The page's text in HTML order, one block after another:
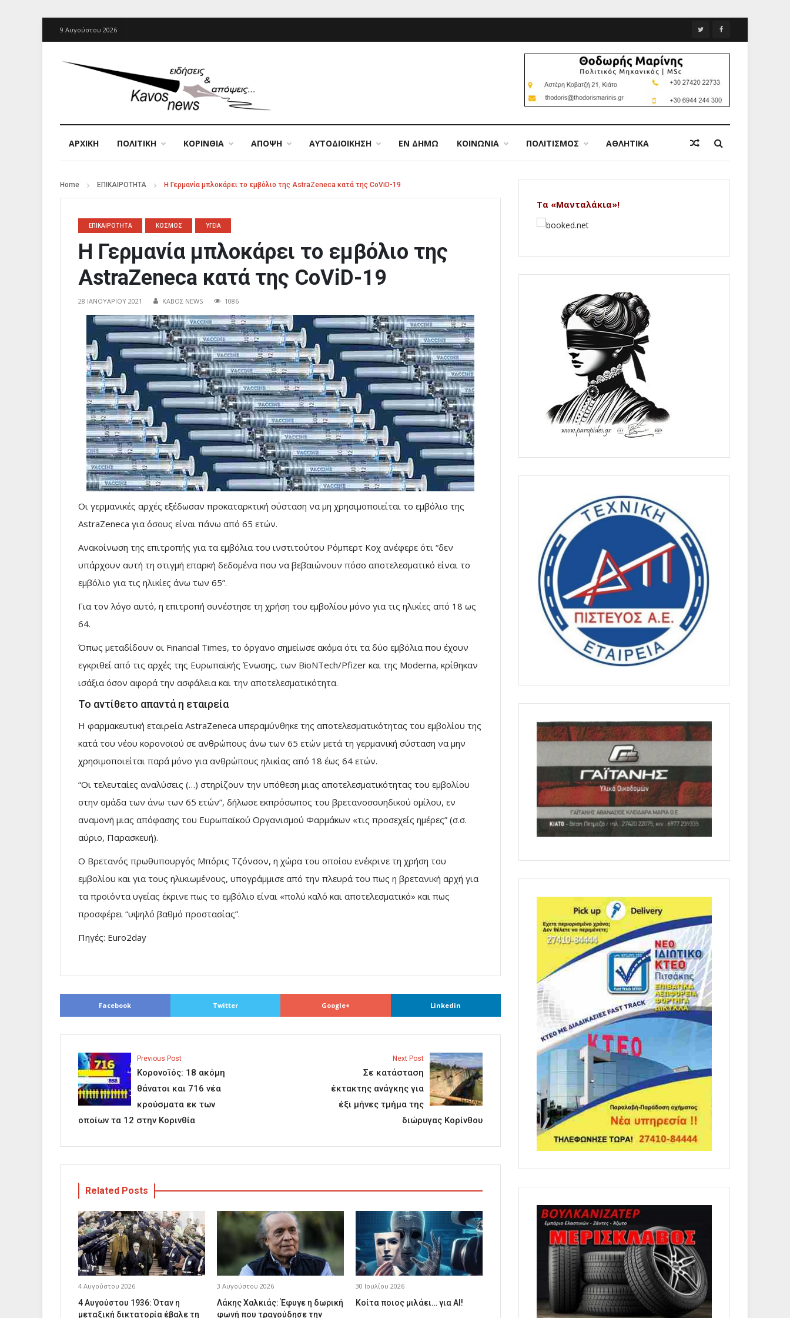
9 Αυγούστου 2026
ΑΡΧΙΚΉ ΠΟΛΙΤΙΚΗ ΚΟΡΙΝΘΙΑ ΑΠΟΨΗ ΑΥΤΟΔΙΟΙΚΗΣΗ ΕΝ ΔΗΜΩ ΚΟΙΝΩΝΙΑ ΠΟΛΙΤΙΣΜΟΣ ΑΘΛΗΤΙΚΑ
Home ΕΠΙΚΑΙΡΟΤΗΤΑ Η Γερμανία μπλοκάρει το εμβόλιο της AstraZeneca κατά της CoViD-19
ΕΠΙΚΑΙΡΟΤΗΤΑ ΚΟΣΜΟΣ ΥΓΕΙΑ
Η Γερμανία μπλοκάρει το εμβόλιο της
AstraZeneca κατά της CoViD-19
28 ΙΑΝΟΥΑΡΊΟΥ 2021 ΚΑΒΟΣ NEWS 1086
Οι γερμανικές αρχές εξέδωσαν προκαταρκτική σύσταση να μη χρησιμοποιείται το εμβόλιο της
AstraZeneca για όσους είναι πάνω από 65 ετών.
Ανακοίνωση της επιτροπής για τα εμβόλια του ινστιτούτου Ρόμπερτ Κοχ ανέφερε ότι “δεν
υπάρχουν αυτή τη στιγμή επαρκή δεδομένα που να βεβαιώνουν πόσο αποτελεσματικό είναι το
εμβόλιο για τις ηλικίες άνω των 65”.
Για τον λόγο αυτό, η επιτροπή συνέστησε τη χρήση του εμβολίου μόνο για τις ηλικίες από 18 ως
64.
Όπως μεταδίδουν οι Financial Times, το όργανο σημείωσε ακόμα ότι τα δύο εμβόλια που έχουν
εγκριθεί από τις αρχές της Ευρωπαϊκής Ένωσης, των BioNTech/Pfizer και της Moderna, κρίθηκαν
ισάξια όσον αφορά την ασφάλεια και την αποτελεσματικότητα.
Το αντίθετο απαντά η εταιρεία
Η φαρμακευτική εταιρeία AstraZeneca υπεραμύνθηκε της αποτελεσματικότητας του εμβολίου της
κατά του νέου κορονοϊού σε ανθρώπους άνω των 65 ετών μετά τη γερμανική σύσταση να μην
χρησιμοποιείται παρά μόνο για ανθρώπους ηλικίας από 18 έως 64 ετών.
“Οι τελευταίες αναλύσεις (…) στηρίζουν την υπόθεση μιας αποτελεσματικότητας του εμβολίου
στην ομάδα των άνω των 65 ετών”, δήλωσε εκπρόσωπος του βρετανοσουηδικού ομίλου, εν
αναμονή μιας απόφασης του Ευρωπαϊκού Οργανισμού Φαρμάκων «τις προσεχείς ημέρες” (σ.σ.
αύριο, Παρασκευή).
Ο Βρετανός πρωθυπουργός Μπόρις Τζόνσον, η χώρα του οποίου ενέκρινε τη χρήση του
εμβολίου και για τους ηλικιωμένους, υπογράμμισε από την πλευρά του πως η βρετανική αρχή για
τα προϊόντα υγείας έκρινε πως το εμβόλιο είναι «πολύ καλό και αποτελεσματικό» και πως
προσφέρει “υψηλό βαθμό προστασίας”.
Πηγές: Euro2day
Facebook Twitter Google+ Linkedin
Previous Post
Κορονοϊός: 18 ακόμη
θάνατοι και 716 νέα
κρούσματα εκ των
οποίων τα 12 στην Κορινθία
Next Post
Σε κατάσταση
έκτακτης ανάγκης για
έξι μήνες τμήμα της
διώρυγας Κορίνθου
Related Posts
4 Αυγούστου 2026
4 Αυγούστου 1936: Όταν η
μεταξική δικτατορία έβαλε τη
3 Αυγούστου 2026
Λάκης Χαλκιάς: Έφυγε η δωρική
φωνή που τραγούδησε την
30 Ιουλίου 2026
Κοίτα ποιος μιλάει… για AI!
Τα «Μανταλάκια»!